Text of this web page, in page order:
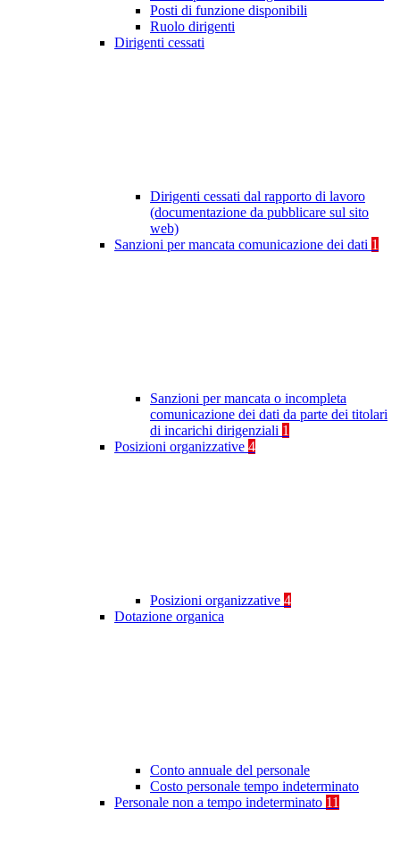
Posti di funzione disponibili
Ruolo dirigenti
Dirigenti cessati
Dirigenti cessati dal rapporto di lavoro
(documentazione da pubblicare sul sito
web)
Sanzioni per mancata comunicazione dei dati 1
Sanzioni per mancata o incompleta
comunicazione dei dati da parte dei titolari
di incarichi dirigenziali 1
Posizioni organizzative 4
Posizioni organizzative 4
Dotazione organica
Conto annuale del personale
Costo personale tempo indeterminato
Personale non a tempo indeterminato 11